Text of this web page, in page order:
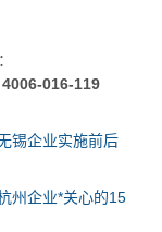
4006-016-119
锡企业实施前后
州企业*关心的15